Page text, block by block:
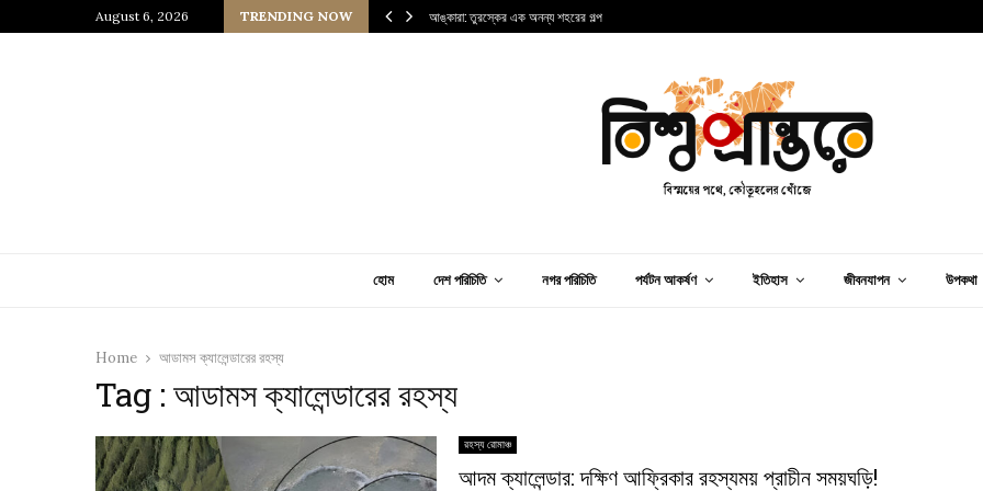
August 6, 2026 TRENDING NOW
যুগের এক জীবন্ত জাদুঘর আঙ্কারা: তুরস্কের এক অনন্য শহরের গল্প
হোম দেশ পরিচিতি নগর পরিচিতি পর্যটন আকর্ষণ ইতিহাস জীবনযাপন উপকথা
Home আডামস ক্যালেন্ডারের রহস্য
Tag : আডামস ক্যালেন্ডারের রহস্য
রহস্য রোমাঞ্চ
আদম ক্যালেন্ডার: দক্ষিণ আফ্রিকার রহস্যময় প্রাচীন সময়ঘড়ি!